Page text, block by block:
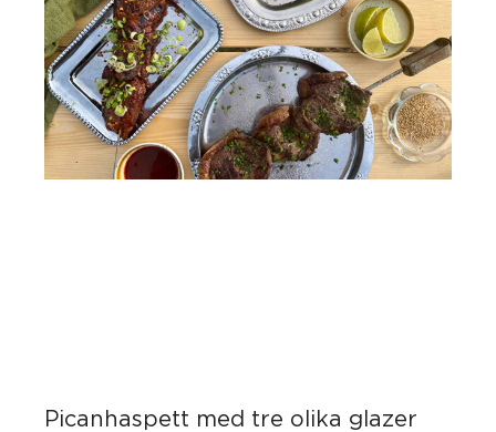
Picanhaspett med tre olika glazer